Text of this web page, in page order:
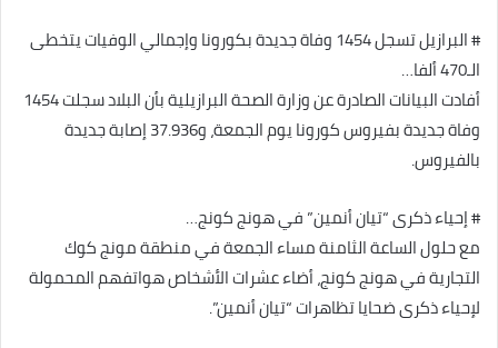
# البرازيل تسجل 1454 وفاة جديدة بكورونا وإجمالي الوفيات يتخطى
الـ470 ألفا…
أفادت البيانات الصادرة عن وزارة الصحة البرازيلية بأن البلاد سجلت 1454
وفاة جديدة بفيروس كورونا يوم الجمعة، و37.936 إصابة جديدة
بالفيروس.
# إحياء ذكرى “تيان أنمين” في هونج كونج…
مع حلول الساعة الثامنة مساء الجمعة في منطقة مونج كوك
التجارية في هونج كونج، أضاء عشرات الأشخاص هواتفهم المحمولة
لإحياء ذكرى ضحايا تظاهرات “تيان أنمين”.